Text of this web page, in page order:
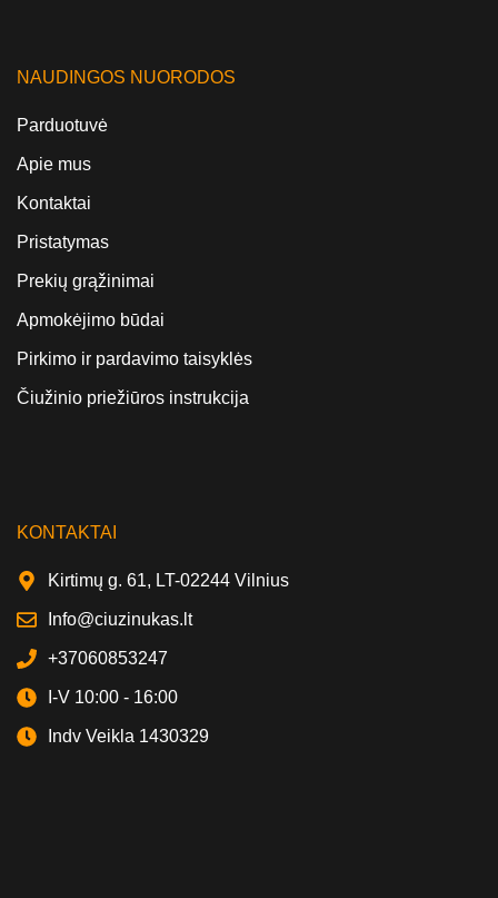
NAUDINGOS NUORODOS
Parduotuvė
Apie mus
Kontaktai
Pristatymas
Prekių grąžinimai
Apmokėjimo būdai
Pirkimo ir pardavimo taisyklės
Čiužinio priežiūros instrukcija
KONTAKTAI
Kirtimų g. 61, LT-02244 Vilnius
Info@ciuzinukas.lt
+37060853247
I-V 10:00 - 16:00
Indv Veikla 1430329